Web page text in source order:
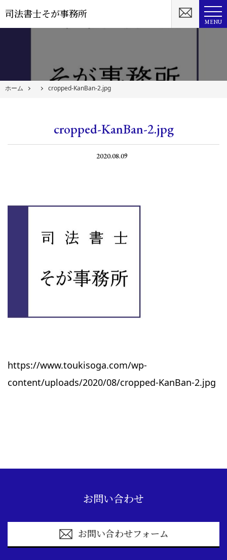
司法書士そが事務所
MENU
ホーム cropped-KanBan-2.jpg
cropped-KanBan-2.jpg
2020.08.09
https://www.toukisoga.com/wp-
content/uploads/2020/08/cropped-KanBan-2.jpg
お問い合わせ
お問い合わせフォーム